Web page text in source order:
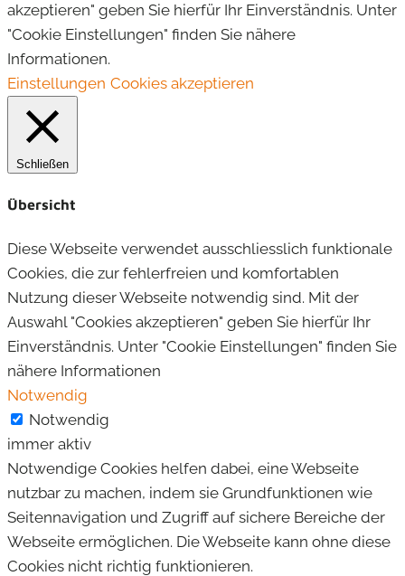
akzeptieren" geben Sie hierfür Ihr Einverständnis. Unter
"Cookie Einstellungen" finden Sie nähere
Informationen.
Einstellungen Cookies akzeptieren
Schließen
Übersicht
Diese Webseite verwendet ausschliesslich funktionale
Cookies, die zur fehlerfreien und komfortablen
Nutzung dieser Webseite notwendig sind. Mit der
Auswahl "Cookies akzeptieren" geben Sie hierfür Ihr
Einverständnis. Unter "Cookie Einstellungen" finden Sie
nähere Informationen
Notwendig
Notwendig
immer aktiv
Notwendige Cookies helfen dabei, eine Webseite
nutzbar zu machen, indem sie Grundfunktionen wie
Seitennavigation und Zugriff auf sichere Bereiche der
Webseite ermöglichen. Die Webseite kann ohne diese
Cookies nicht richtig funktionieren.